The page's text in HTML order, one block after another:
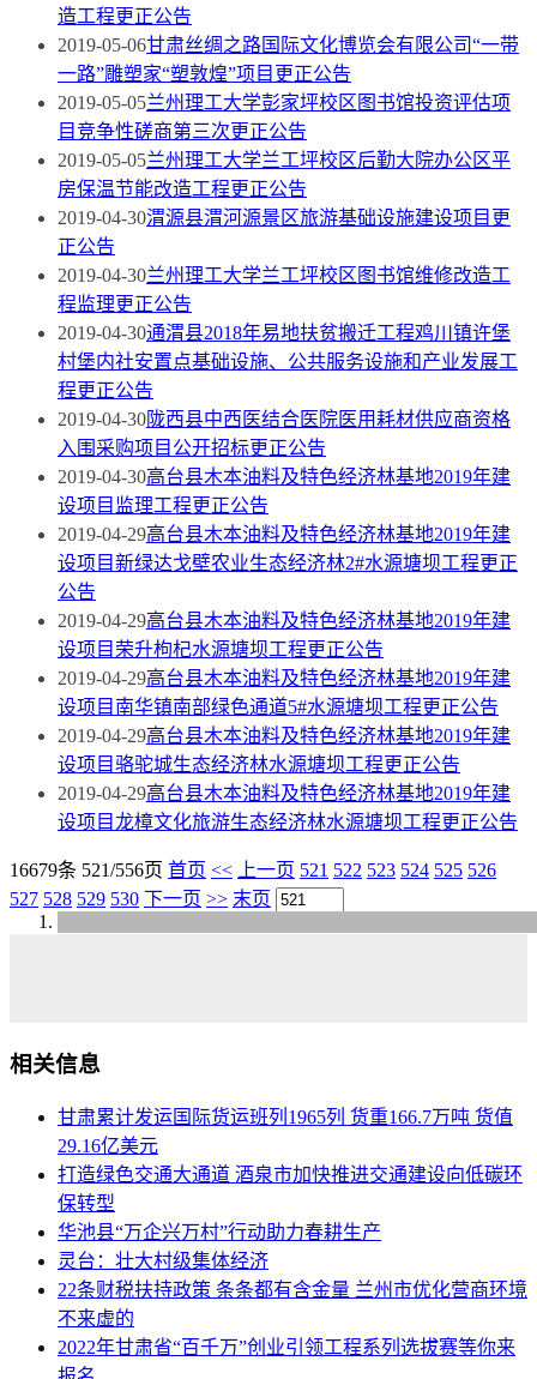
造工程更正公告
2019-05-06甘肃丝绸之路国际文化博览会有限公司“一带
一路”雕塑家“塑敦煌”项目更正公告
2019-05-05兰州理工大学彭家坪校区图书馆投资评估项
目竞争性磋商第三次更正公告
2019-05-05兰州理工大学兰工坪校区后勤大院办公区平
房保温节能改造工程更正公告
2019-04-30渭源县渭河源景区旅游基础设施建设项目更
正公告
2019-04-30兰州理工大学兰工坪校区图书馆维修改造工
程监理更正公告
2019-04-30通渭县2018年易地扶贫搬迁工程鸡川镇许堡
村堡内社安置点基础设施、公共服务设施和产业发展工
程更正公告
2019-04-30陇西县中西医结合医院医用耗材供应商资格
入围采购项目公开招标更正公告
2019-04-30高台县木本油料及特色经济林基地2019年建
设项目监理工程更正公告
2019-04-29高台县木本油料及特色经济林基地2019年建
设项目新绿达戈壁农业生态经济林2#水源塘坝工程更正
公告
2019-04-29高台县木本油料及特色经济林基地2019年建
设项目荣升枸杞水源塘坝工程更正公告
2019-04-29高台县木本油料及特色经济林基地2019年建
设项目南华镇南部绿色通道5#水源塘坝工程更正公告
2019-04-29高台县木本油料及特色经济林基地2019年建
设项目骆驼城生态经济林水源塘坝工程更正公告
2019-04-29高台县木本油料及特色经济林基地2019年建
设项目龙樟文化旅游生态经济林水源塘坝工程更正公告
16679条 521/556页 首页 << 上一页 521 522 523 524 525 526
527 528 529 530 下一页 >> 末页
相关信息
甘肃累计发运国际货运班列1965列 货重166.7万吨 货值
29.16亿美元
打造绿色交通大通道 酒泉市加快推进交通建设向低碳环
保转型
华池县“万企兴万村”行动助力春耕生产
灵台：壮大村级集体经济
22条财税扶持政策 条条都有含金量 兰州市优化营商环境
不来虚的
2022年甘肃省“百千万”创业引领工程系列选拔赛等你来